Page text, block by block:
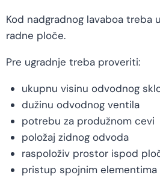
Kod nadgradnog lavaboa treba
radne ploče.
Pre ugradnje treba proveriti:
ukupnu visinu odvodnog
dužinu odvodnog ventila
potrebu za produžnom cevi
položaj zidnog odvoda
raspoloživ prostor ispod
pristup spojnim elementima